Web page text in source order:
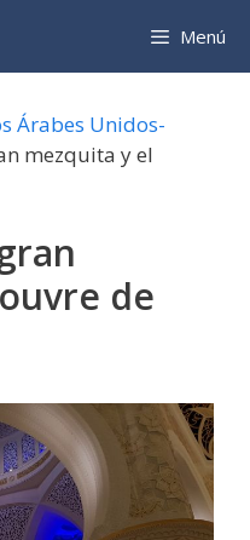
Menú
Árabes Unidos-
mezquita y el
de